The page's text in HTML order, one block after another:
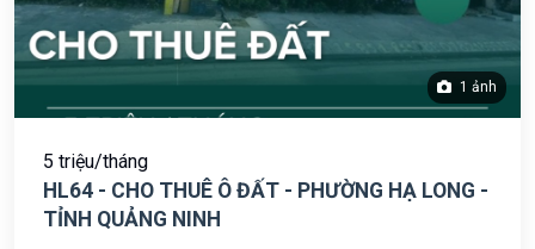
1 ảnh
5 triệu/tháng
HL64 - CHO THUÊ Ô ĐẤT - PHƯỜNG HẠ LONG -
TỈNH QUẢNG NINH